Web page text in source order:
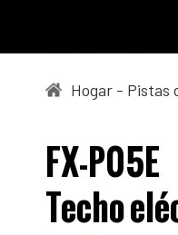
Hogar - Pistas
FX-P05E
Techo